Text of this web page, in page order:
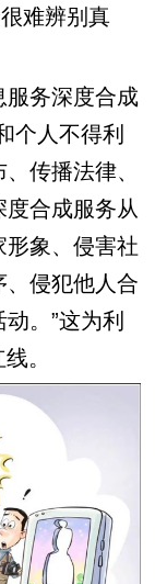
难辨别真
务深度合成
个人不得利
传播法律、
合成服务从
形象、侵害社
、侵犯他人合
。”这为利
。